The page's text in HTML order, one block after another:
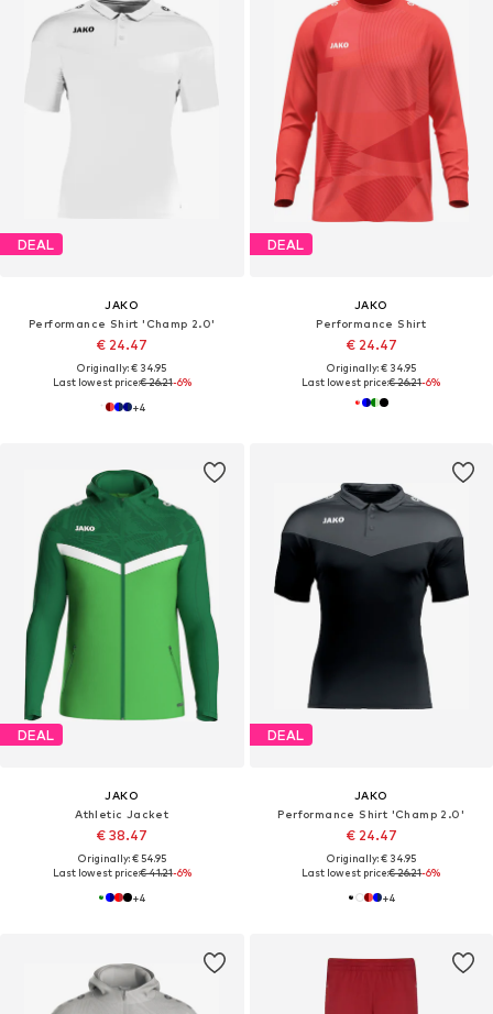
DEAL
JAKO
Performance Shirt 'Champ 2.0'
€ 24.47
Originally: € 34.95
Last lowest price:€ 26.21-6%
+4
DEAL
JAKO
Performance Shirt
€ 24.47
Originally: € 34.95
Last lowest price:€ 26.21-6%
DEAL
JAKO
Athletic Jacket
€ 38.47
Originally: € 54.95
Last lowest price:€ 41.21-6%
+4
DEAL
JAKO
Performance Shirt 'Champ 2.0'
€ 24.47
Originally: € 34.95
Last lowest price:€ 26.21-6%
+4